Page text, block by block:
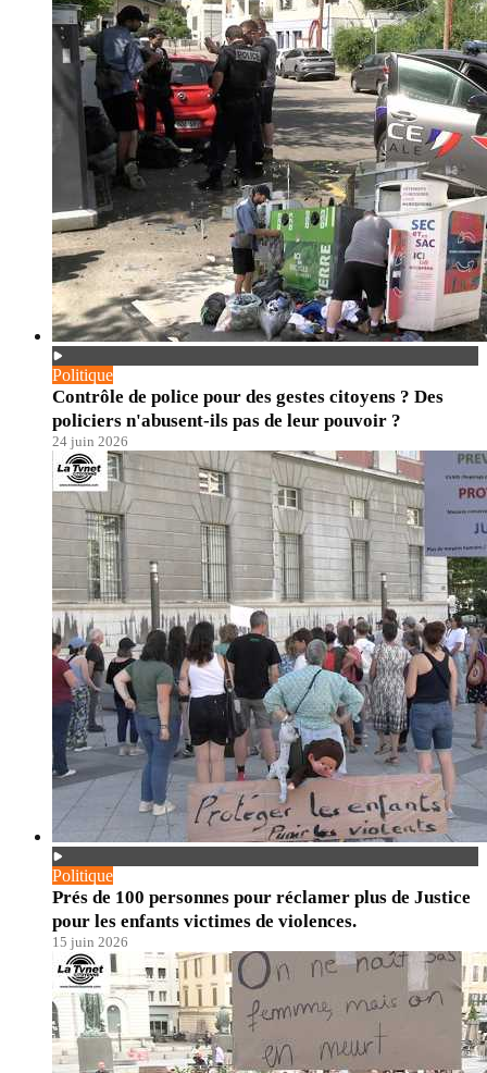
Politique
Contrôle de police pour des gestes citoyens ? Des
policiers n'abusent-ils pas de leur pouvoir ?
24 juin 2026
Politique
Prés de 100 personnes pour réclamer plus de Justice
pour les enfants victimes de violences.
15 juin 2026